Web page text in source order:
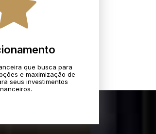
que busca para
e maximização de
seus investimentos